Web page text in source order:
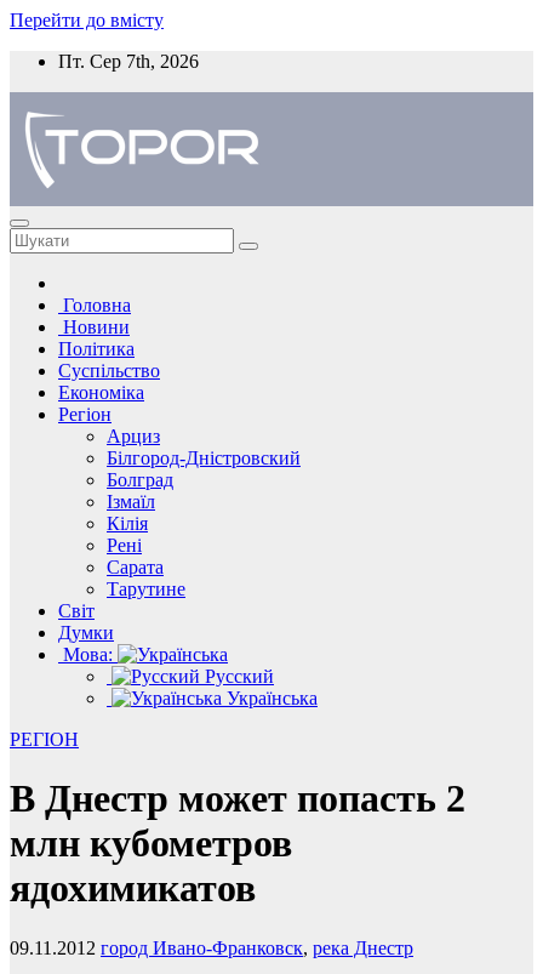
Перейти до вмісту
Пт. Сер 7th, 2026
Головна
Новини
Політика
Суспільство
Економіка
Регіон
Арциз
Білгород-Дністровский
Болград
Ізмаїл
Кілія
Рені
Сарата
Тарутине
Світ
Думки
Мова:
Русский
Українська
РЕГІОН
В Днестр может попасть 2
млн кубометров
ядохимикатов
09.11.2012 город Ивано-Франковск, река Днестр